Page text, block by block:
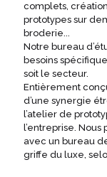
complets,
prototypes sur
broderie...
Notre bureau
besoins
soit le secteur.
Entièrement
d’une synergie
l’atelier de
l’entreprise.
avec un bureau
griffe du luxe,